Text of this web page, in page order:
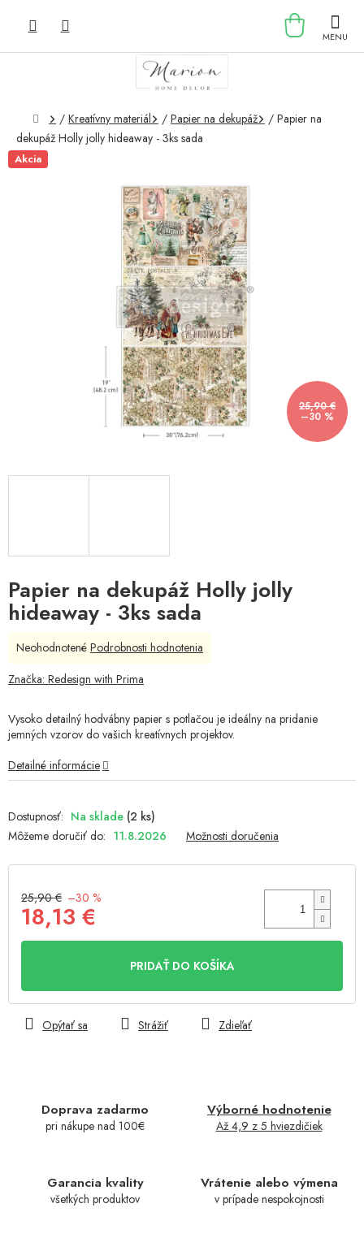
KOŠÍK
Domov
/ Kreatívny materiál / Papier na dekupáž / Papier na
dekupáž Holly jolly hideaway - 3ks sada
Akcia
25,90 €
–30 %
Papier na dekupáž Holly jolly
hideaway - 3ks sada
Na sklade (2 ks)
Môžeme doručiť do: 11.8.2026 Možnosti doručenia
25,90 € –30 %
18,13 €
Jednotková
PRIDAŤ DO KOŠÍKA
Doprava zadarmo
pri nákupe nad 100€
Výborné hodnotenie
Až 4,9 z 5 hviezdičiek
Garancia kvality
všetkých produktov
Vrátenie alebo výmena
v prípade nespokojnosti
Vysoko detailný hodvábny papier s potlačou je ideálny na pridanie
jemných vzorov do vašich kreatívnych projektov.
Detailné informácie
Opýtať sa Strážiť Zdieľať
Priemerné
produktu
z
5
Neohodnotené Podrobnosti hodnotenia
Značka: Redesign with Prima